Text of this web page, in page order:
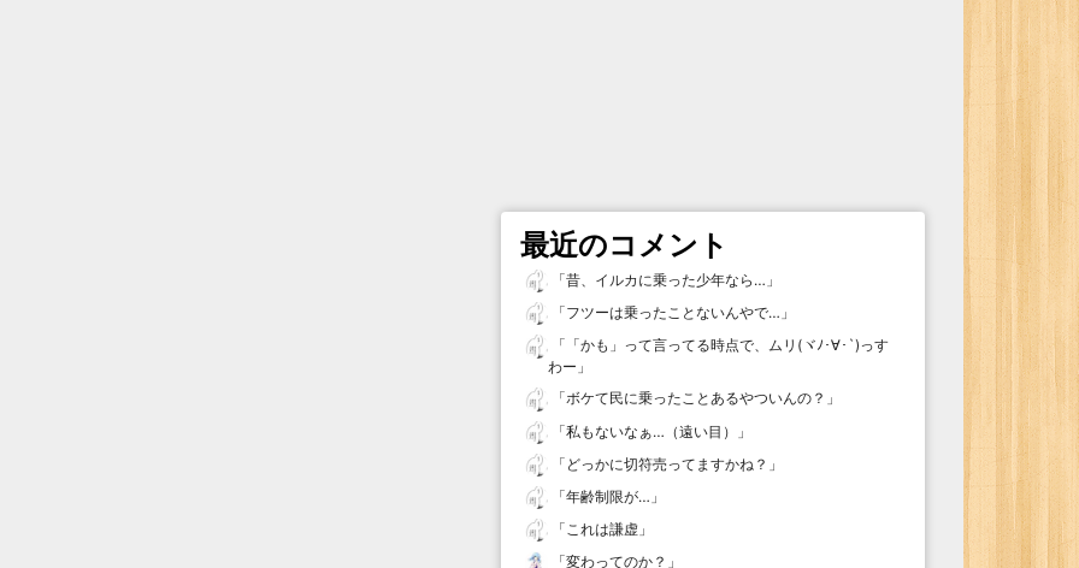
最近のコメント
「昔、イルカに乗った少年なら… 」
「フツーは乗ったことないんやで… 」
「 「かも」って言ってる時点で、ムリ(ヾﾉ･∀･`)っす
わー 」
「ボケて民に乗ったことあるやついんの？ 」
「私もないなぁ…（遠い目）
」
「 どっかに切符売ってますかね？ 」
「年齢制限が… 」
「これは謙虚 」
「変わってのか？ 」